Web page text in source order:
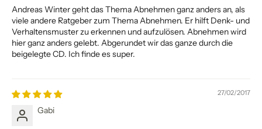
Andreas Winter geht das Thema Abnehmen ganz anders an, als
viele andere Ratgeber zum Thema Abnehmen. Er hilft Denk- und
Verhaltensmuster zu erkennen und aufzulösen. Abnehmen wird
hier ganz anders gelebt. Abgerundet wir das ganze durch die
beigelegte CD. Ich finde es super.
27/02/2017
Gabi